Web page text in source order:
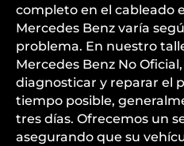
completo en el cableado
Mercedes Benz varía
problema. En nuestro
Mercedes Benz No
diagnosticar y reparar el
tiempo posible,
tres días. Ofrecemos un
asegurando que su